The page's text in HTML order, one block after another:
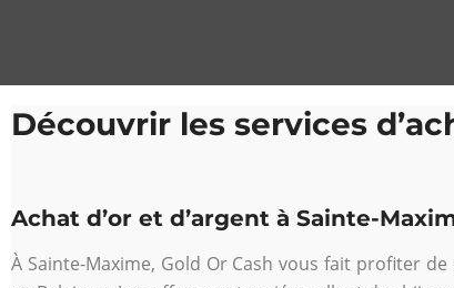
Découvrir les services
Achat d’or et d’argent à Sainte-
À Sainte-Maxime, Gold Or Cash vous fait profiter